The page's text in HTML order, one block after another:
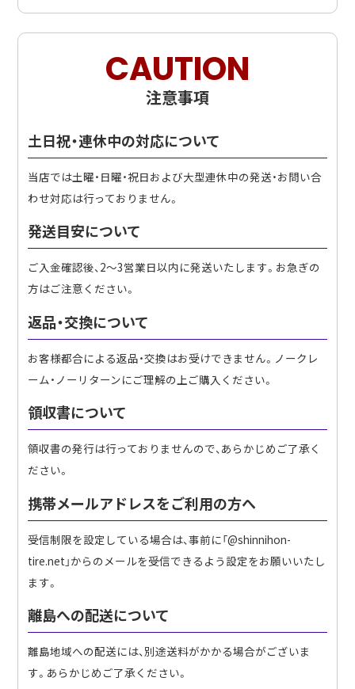
CAUTION
注意事項
土日祝・連休中の対応について
当店では土曜・日曜・祝日および大型連休中の発送・お問い合
わせ対応は行っておりません。
発送目安について
ご入金確認後、2〜3営業日以内に発送いたします。お急ぎの
方はご注意ください。
返品・交換について
お客様都合による返品・交換はお受けできません。ノークレ
ーム・ノーリターンにご理解の上ご購入ください。
領収書について
領収書の発行は行っておりませんので、あらかじめご了承く
ださい。
携帯メールアドレスをご利用の方へ
受信制限を設定している場合は、事前に「@shinnihon-
tire.net」からのメールを受信できるよう設定をお願いいたし
ます。
離島への配送について
離島地域への配送には、別途送料がかかる場合がございま
す。あらかじめご了承ください。